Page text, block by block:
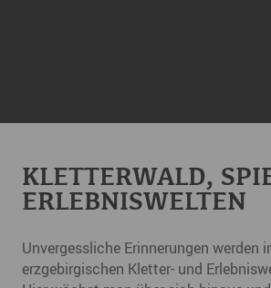
KLETTERWALD,
ERLEBNISWELTEN
Unvergessliche Erinnerungen werden
erzgebirgischen Kletter- und